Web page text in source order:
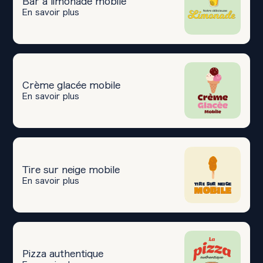
En savoir plus
Crème glacée mobile
En savoir plus
Tire sur neige mobile
En savoir plus
Pizza authentique